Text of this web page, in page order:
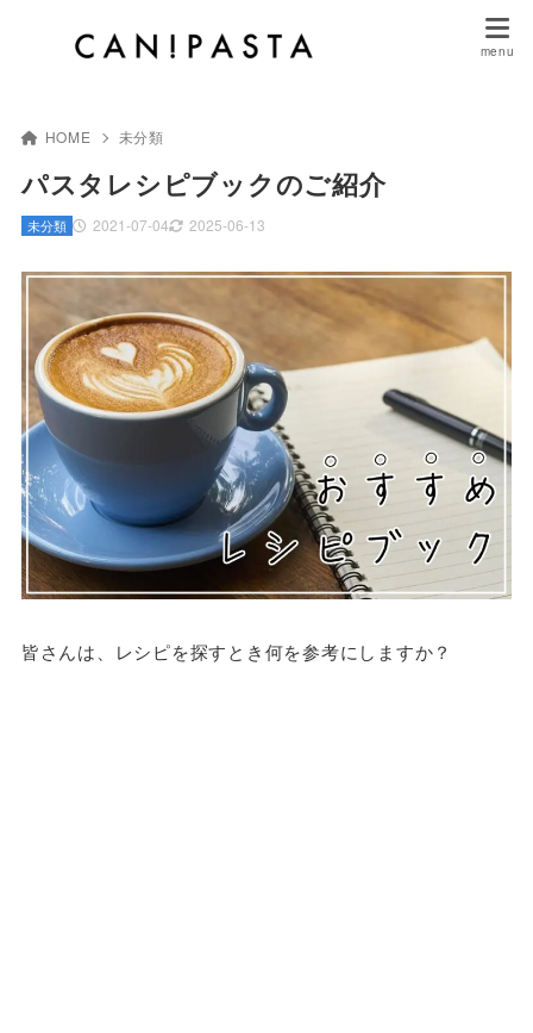
HOME 未分類
パスタレシピブックのご紹介
2021-07-04 2025-06-13
未分類
皆さんは、レシピを探すとき何を参考にしますか？